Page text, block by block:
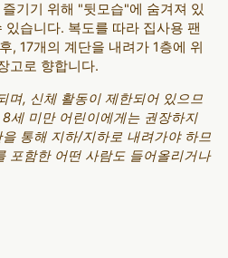
기기 위해 "뒷모습"에 숨겨져 있
습니다. 복도를 따라 집사용 팬
, 17개의 계단을 내려가 1층에 위
고로 향합니다.
며, 신체 활동이 제한되어 있으므
세 미만 어린이에게는 권장하지
통해 지하/지하로 내려가야 하므
포함한 어떤 사람도 들어올리거나